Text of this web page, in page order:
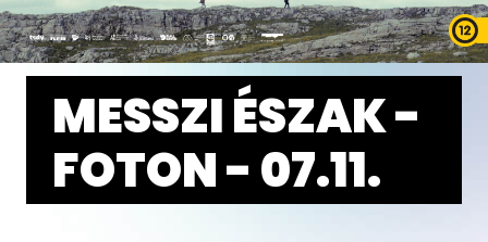
MESSZI ÉSZAK -
FOTON - 07.11.